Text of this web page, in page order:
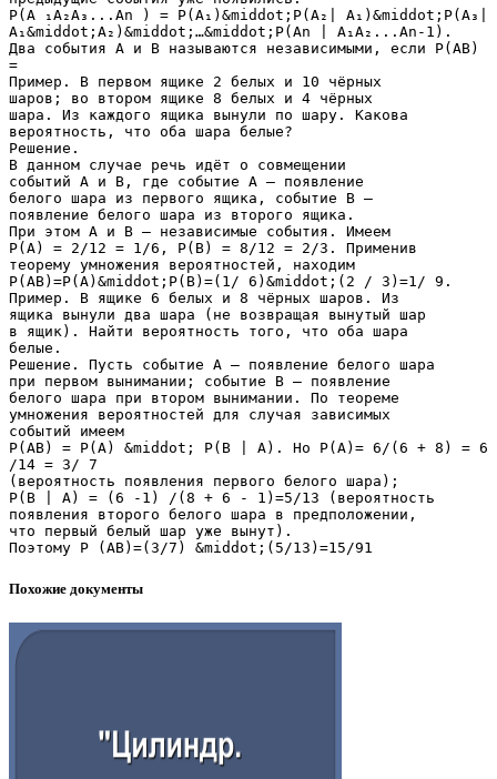
P(A ₁A₂A₃...An ) = P(A₁)&middot;P(A₂| A₁)&middot;P(A₃|
A₁&middot;A₂)&middot;…&middot;P(An | A₁A₂...An-1).
Два события А и В называются независимыми, если P(AB)
=
Пример. В первом ящике 2 белых и 10 чёрных
шаров; во втором ящике 8 белых и 4 чёрных
шара. Из каждого ящика вынули по шару. Какова
вероятность, что оба шара белые?
Решение.
В данном случае речь идёт о совмещении
событий А и В, где событие А – появление
белого шара из первого ящика, событие В –
появление белого шара из второго ящика.
При этом А и В – независимые события. Имеем
Р(А) = 2/12 = 1/6, Р(В) = 8/12 = 2/3. Применив
теорему умножения вероятностей, находим
P(AB)=P(A)&middot;P(B)=(1/ 6)&middot;(2 / 3)=1/ 9.
Пример. В ящике 6 белых и 8 чёрных шаров. Из
ящика вынули два шара (не возвращая вынутый шар
в ящик). Найти вероятность того, что оба шара
белые.
Решение. Пусть событие А – появление белого шара
при первом вынимании; событие В – появление
белого шара при втором вынимании. По теореме
умножения вероятностей для случая зависимых
событий имеем
P(AB) = P(A) &middot; P(B | A). Но P(A)= 6/(6 + 8) = 6
/14 = 3/ 7
(вероятность появления первого белого шара);
P(B | A) = (6 -1) /(8 + 6 - 1)=5/13 (вероятность
появления второго белого шара в предположении,
что первый белый шар уже вынут).
Похожие документы